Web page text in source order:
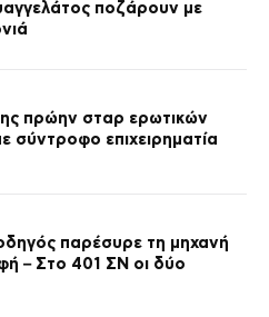
πληρότητα στα ΚΤΕΛ
πριν από 2 ώρες
ποζάρουν με
πρώην σταρ ερωτικών
σύντροφο επιχειρηματία
παρέσυρε τη μηχανή
– Στο 401 ΣΝ οι δύο